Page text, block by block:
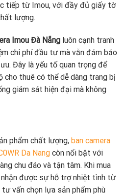
tiếp từ Imou, với đầy đủ giấy tờ
lượng.
Imou Đà Nẵng luôn cạnh tranh
chi phí đầu tư mà vẫn đảm bảo
Đây là yếu tố quan trọng để
cho thuê có thể dễ dàng trang bị
giám sát hiện đại mà không
phẩm chất lượng, ban camera
Da Nang còn nổi bật với
chu đáo và tận tâm. Khi mua
được sự hỗ trợ nhiệt tình từ
vấn chọn lựa sản phẩm phù